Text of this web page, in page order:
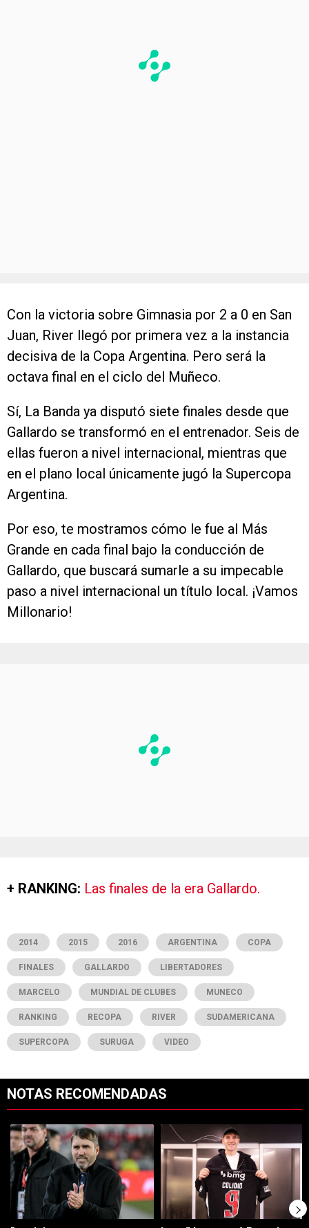
Con la victoria sobre Gimnasia por 2 a 0 en San
Juan, River llegó por primera vez a la instancia
decisiva de la Copa Argentina. Pero será la
octava final en el ciclo del Muñeco.
Sí, La Banda ya disputó siete finales desde que
Gallardo se transformó en el entrenador. Seis de
ellas fueron a nivel internacional, mientras que
en el plano local únicamente jugó la Supercopa
Argentina.
Por eso, te mostramos cómo le fue al Más
Grande en cada final bajo la conducción de
Gallardo, que buscará sumarle a su impecable
paso a nivel internacional un título local. ¡Vamos
Millonario!
+ RANKING: Las finales de la era Gallardo.
2014 2015 2016 ARGENTINA COPA
FINALES GALLARDO LIBERTADORES
MARCELO MUNDIAL DE CLUBES MUNECO
RANKING RECOPA RIVER SUDAMERICANA
SUPERCOPA SURUGA VIDEO
NOTAS RECOMENDADAS
Un artículo de tendencia con el título "Dos debuts y un regreso
Un artículo de tendencia con el